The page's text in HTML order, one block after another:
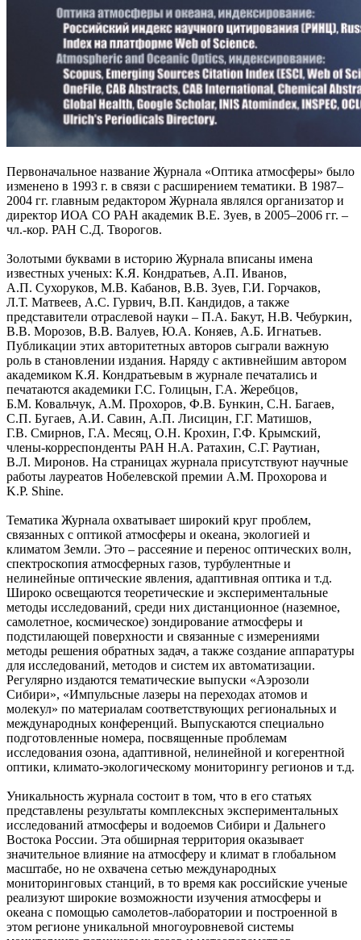
Первоначальное название Журнала «Оптика атмосферы» было
изменено в 1993 г. в связи с расширением тематики. В 1987–
2004 гг. главным редактором Журнала являлся организатор и
директор ИОА СО РАН академик В.Е. Зуев, в 2005–2006 гг. –
чл.-кор. РАН С.Д. Творогов.
Золотыми буквами в историю Журнала вписаны имена
известных ученых: К.Я. Кондратьев, А.П. Иванов,
А.П. Сухоруков, М.В. Кабанов, В.В. Зуев, Г.И. Горчаков,
Л.Т. Матвеев, А.С. Гурвич, В.П. Кандидов, а также
представители отраслевой науки – П.А. Бакут, Н.В. Чебуркин,
В.В. Морозов, В.В. Валуев, Ю.А. Коняев, А.Б. Игнатьев.
Публикации этих авторитетных авторов сыграли важную
роль в становлении издания. Наряду с активнейшим автором
академиком К.Я. Кондратьевым в журнале печатались и
печатаются академики Г.С. Голицын, Г.А. Жеребцов,
Б.М. Ковальчук, А.М. Прохоров, Ф.В. Бункин, С.Н. Багаев,
С.П. Бугаев, А.И. Савин, А.П. Лисицин, Г.Г. Матишов,
Г.В. Смирнов, Г.А. Месяц, О.Н. Крохин, Г.Ф. Крымский,
члены-корреспонденты РАН Н.А. Ратахин, С.Г. Раутиан,
В.Л. Миронов. На страницах журнала присутствуют научные
работы лауреатов Нобелевской премии А.М. Прохорова и
K.P. Shine.
Тематика Журнала охватывает широкий круг проблем,
связанных с оптикой атмосферы и океана, экологией и
климатом Земли. Это – рассеяние и перенос оптических волн,
спектроскопия атмосферных газов, турбулентные и
нелинейные оптические явления, адаптивная оптика и т.д.
Широко освещаются теоретические и экспериментальные
методы исследований, среди них дистанционное (наземное,
самолетное, космическое) зондирование атмосферы и
подстилающей поверхности и связанные с измерениями
методы решения обратных задач, а также создание аппаратуры
для исследований, методов и систем их автоматизации.
Регулярно издаются тематические выпуски «Аэрозоли
Сибири», «Импульсные лазеры на переходах атомов и
молекул» по материалам соответствующих региональных и
международных конференций. Выпускаются специально
подготовленные номера, посвященные проблемам
исследования озона, адаптивной, нелинейной и когерентной
оптики, климато-экологическому мониторингу регионов и т.д.
Уникальность журнала состоит в том, что в его статьях
представлены результаты комплексных экспериментальных
исследований атмосферы и водоемов Сибири и Дальнего
Востока России. Эта обширная территория оказывает
значительное влияние на атмосферу и климат в глобальном
масштабе, но не охвачена сетью международных
мониторинговых станций, в то время как российские ученые
реализуют широкие возможности изучения атмосферы и
океана с помощью самолетов-лаборатории и построенной в
этом регионе уникальной многоуровневой системы